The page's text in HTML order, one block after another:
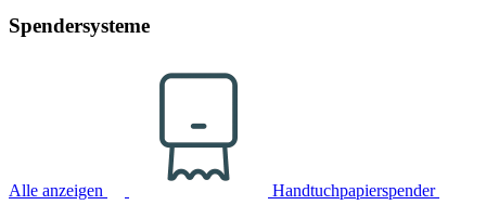
Spendersysteme
Alle anzeigen Handtuchpapierspender